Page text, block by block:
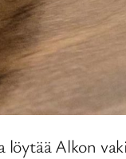
löytää Alkon